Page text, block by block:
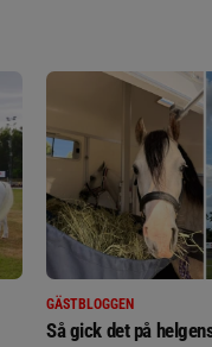
GÄSTBLOGGEN
Så gick det på